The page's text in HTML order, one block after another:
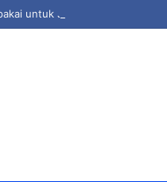
untuk Jalan Akses ke PETI,